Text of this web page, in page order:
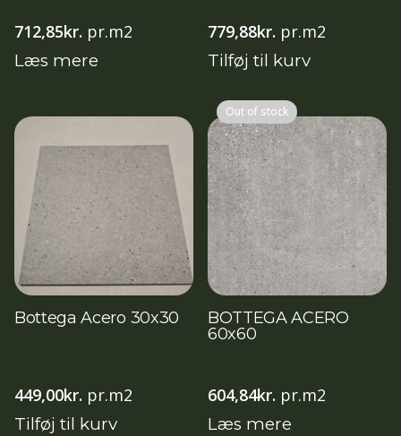
712,85kr. pr.m2
Læs mere
779,88kr. pr.m2
Tilføj til kurv
Bottega Acero 30x30
449,00kr. pr.m2
Tilføj til kurv
Out of stock
BOTTEGA ACERO
60x60
604,84kr. pr.m2
Læs mere